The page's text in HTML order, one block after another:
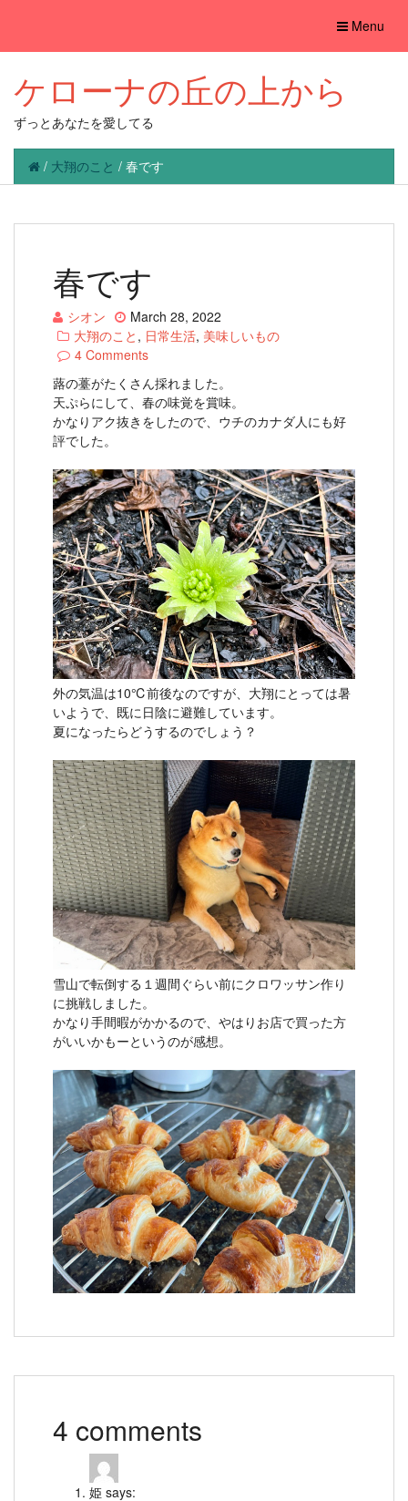
Toggle
Menu
ケローナの丘の上から
ずっとあなたを愛してる
/ 大翔のこと / 春です
春です
シオン
March 28, 2022
大翔のこと , 日常生活, 美味しいもの
4 Comments
蕗の薹がたくさん採れました。
天ぷらにして、春の味覚を賞味。
かなりアク抜きをしたので、ウチのカナダ人にも好
評でした。
外の気温は10℃前後なのですが、大翔にとっては暑
いようで、既に日陰に避難しています。
夏になったらどうするのでしょう？
雪山で転倒する１週間ぐらい前にクロワッサン作り
に挑戦しました。
かなり手間暇がかかるので、やはりお店で買った方
がいいかもーというのが感想。
4 comments
姫 says: